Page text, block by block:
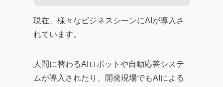
現在、様々なビジネスシーンにAIが導入さ
れています。
人間に替わるAIロボットや自動応答システ
ムが導入されたり、開発現場でもAIによる